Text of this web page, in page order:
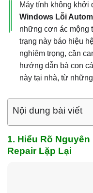
Máy tính không
Windows Lỗi
những cơn ác mộng
trạng này báo hiệu
nghiêm trọng, cần
hướng dẫn bà con
này tại nhà, từ
Nội dung bài viết
1. Hiểu Rõ
Repair Lặp Lại